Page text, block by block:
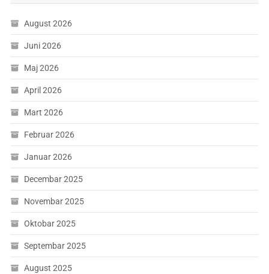
August 2026
Juni 2026
Maj 2026
April 2026
Mart 2026
Februar 2026
Januar 2026
Decembar 2025
Novembar 2025
Oktobar 2025
Septembar 2025
August 2025